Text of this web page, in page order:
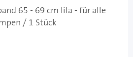
65 - 69 cm lila - für alle
/ 1 Stück